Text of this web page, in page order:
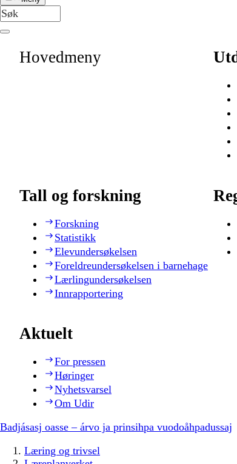
Hovedmeny
Tall og forskning
Forskning
Statistikk
Elevundersøkelsen
Foreldreundersøkelsen i barnehage
Lærlingundersøkelsen
Innrapportering
Aktuelt
For pressen
Høringer
Nyhetsvarsel
Om Udir
Badjásasj oasse – árvo ja prinsihpa vuodoåhpadussaj
Læring og trivsel